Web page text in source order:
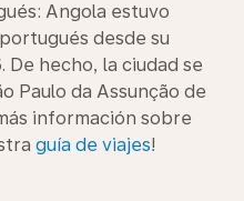
Angola estuvo
desde su
De hecho, la ciudad se
Paulo da Assunção de
información sobre
guía de viajes!